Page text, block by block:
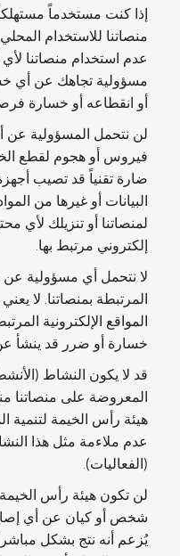
إذا كنت مستخدماً
منصاتنا للاستخدام
عدم استخدام منصاتنا
مسؤولية تجاهك عن أي
أو انقطاعه أو خسارة
لن نتحمل المسؤولية
فيروس أو هجوم لقطع
ضارة تقنياً قد تصيب
البيانات أو غيرها من
لمنصاتنا أو تنزيلك لأي
إلكتروني مرتبط بها.
لا نتحمل أي مسؤولية عن
المرتبطة بمنصاتنا. لا
المواقع الإلكترونية
خسارة أو ضرر قد ينشأ
قد لا يكون النشاط
المعروضة على منصاتنا
هيئة رأس الخيمة لتنمية
عدم ملاءمة مثل هذا
(الفعاليات).
لن تكون هيئة رأس
شخص أو كيان عن أي
يُزعم أنه نتج بشكل